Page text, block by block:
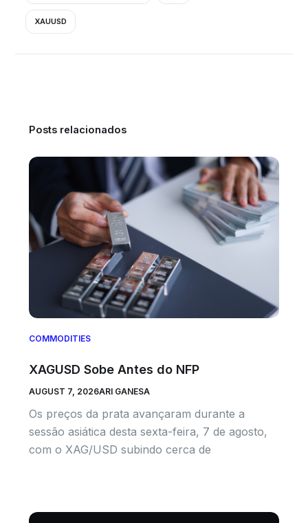
XAUUSD
Posts relacionados
COMMODITIES
XAGUSD Sobe Antes do NFP
AUGUST 7, 2026ARI GANESA
Os preços da prata avançaram durante a
sessão asiática desta sexta-feira, 7 de agosto,
com o XAG/USD subindo cerca de